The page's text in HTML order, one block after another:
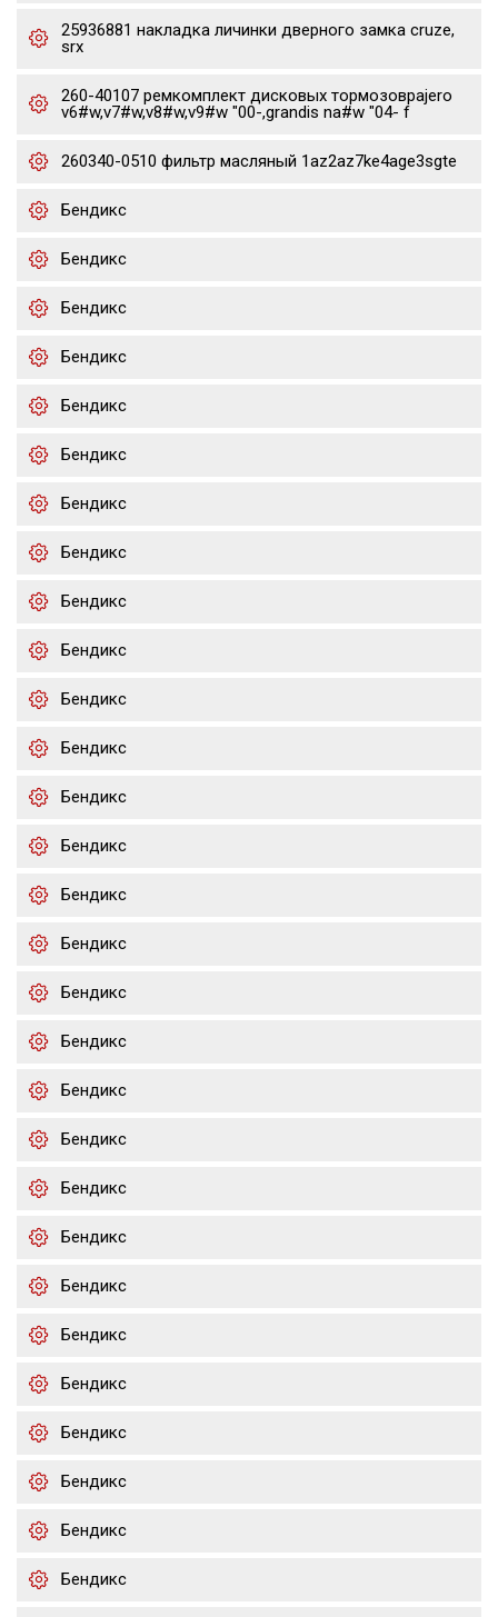
25936881 накладка личинки дверного замка cruze,
srx
260-40107 ремкомплект дисковых тормозовpajero
v6#w,v7#w,v8#w,v9#w "00-,grandis na#w "04- f
260340-0510 фильтр масляный 1az2az7ke4age3sgte
Бендикс
Бендикс
Бендикс
Бендикс
Бендикс
Бендикс
Бендикс
Бендикс
Бендикс
Бендикс
Бендикс
Бендикс
Бендикс
Бендикс
Бендикс
Бендикс
Бендикс
Бендикс
Бендикс
Бендикс
Бендикс
Бендикс
Бендикс
Бендикс
Бендикс
Бендикс
Бендикс
Бендикс
Бендикс